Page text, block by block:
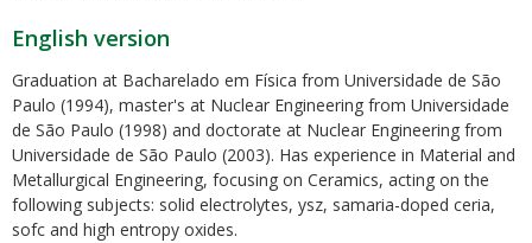
English version
Graduation at Bacharelado em Física from Universidade de São
Paulo (1994), master's at Nuclear Engineering from Universidade
de São Paulo (1998) and doctorate at Nuclear Engineering from
Universidade de São Paulo (2003). Has experience in Material and
Metallurgical Engineering, focusing on Ceramics, acting on the
following subjects: solid electrolytes, ysz, samaria-doped ceria,
sofc and high entropy oxides.